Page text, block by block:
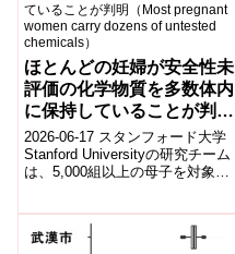
ほとんどの妊婦が安全性未
評価の化学物質を多数体内
に保持していることが判明
（Most pregnant women
carry dozens of untested
chemicals）
2026-06-17 スタンフォード大学
Stanford Universityの研究チーム
は、5,000組以上の母子を対象と